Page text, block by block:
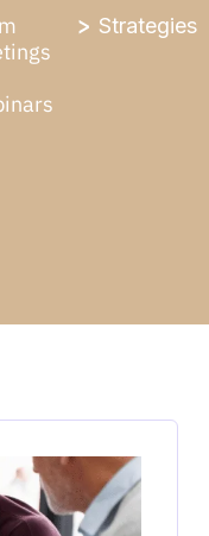
Strategies